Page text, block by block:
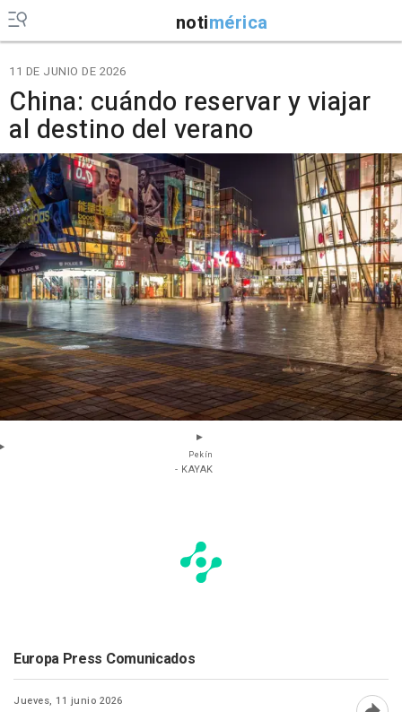
notimérica
11 DE JUNIO DE 2026
China: cuándo reservar y viajar
al destino del verano
Pekín
- KAYAK
Europa Press Comunicados
Jueves, 11 junio 2026